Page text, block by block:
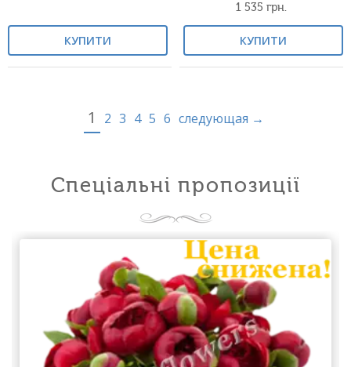
КУПИТИ
1 535 грн.
КУПИТИ
1 2 3 4 5 6 следующая →
Спеціальні пропозиції